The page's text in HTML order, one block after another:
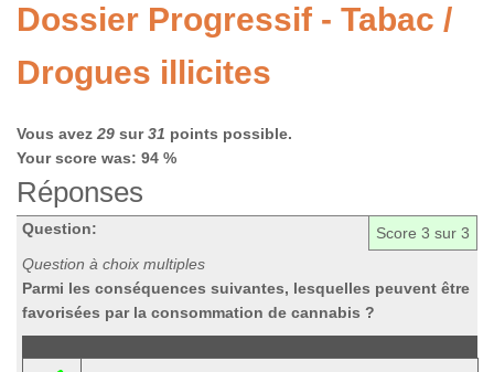
Dossier Progressif - Tabac /
Drogues illicites
Vous avez 29 sur31 points possible.
Your score was: 94 %
Réponses
Score 3 sur 3
Question:
Question à choix multiples
Parmi les conséquences suivantes, lesquelles peuvent être
favorisées par la consommation de cannabis ?